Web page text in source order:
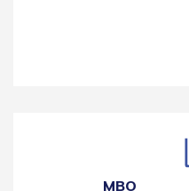
MBO